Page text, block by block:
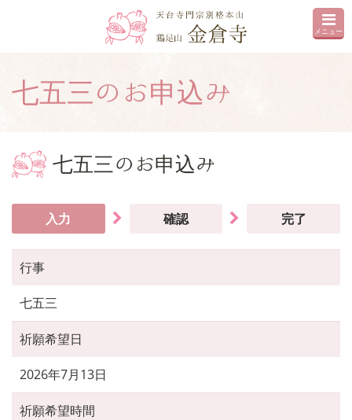
メニュー
七五三のお申込み
七五三のお申込み
入力 確認 完了
行事
七五三
祈願希望日
2026年7月13日
祈願希望時間